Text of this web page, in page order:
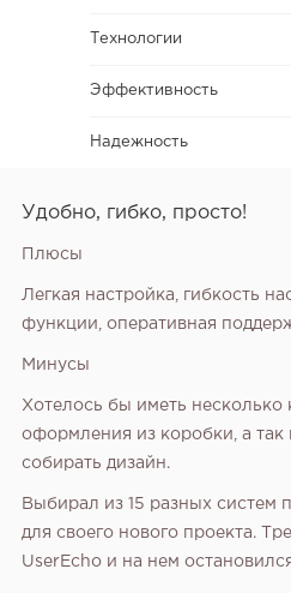
Технологии
Эффективность
Надежность
Удобно, гибко, просто!
Плюсы
Легкая настройка, гибкость
функции, оперативная
Минусы
Хотелось бы иметь несколько
оформления из коробки, а
собирать дизайн.
Выбирал из 15 разных систем
для своего нового проекта.
UserEcho и на нем